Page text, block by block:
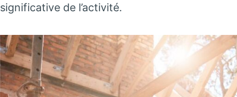
significative de l’activité.